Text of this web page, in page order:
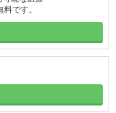
です。